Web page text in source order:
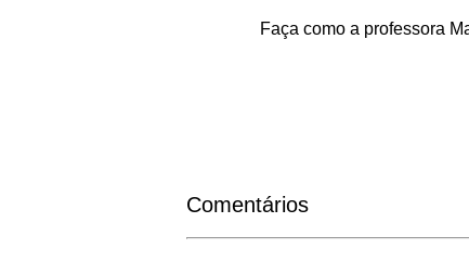
Faça como a professora
Comentários